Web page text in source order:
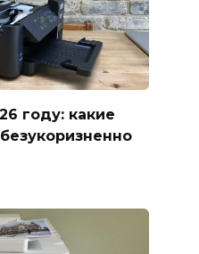
году: какие